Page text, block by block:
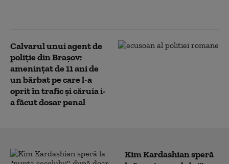
Calvarul unui agent de
poliție din Brașov:
amenințat de 11 ani de
un bărbat pe care l-a
oprit în trafic și căruia i-
a făcut dosar penal
Kim Kardashian speră